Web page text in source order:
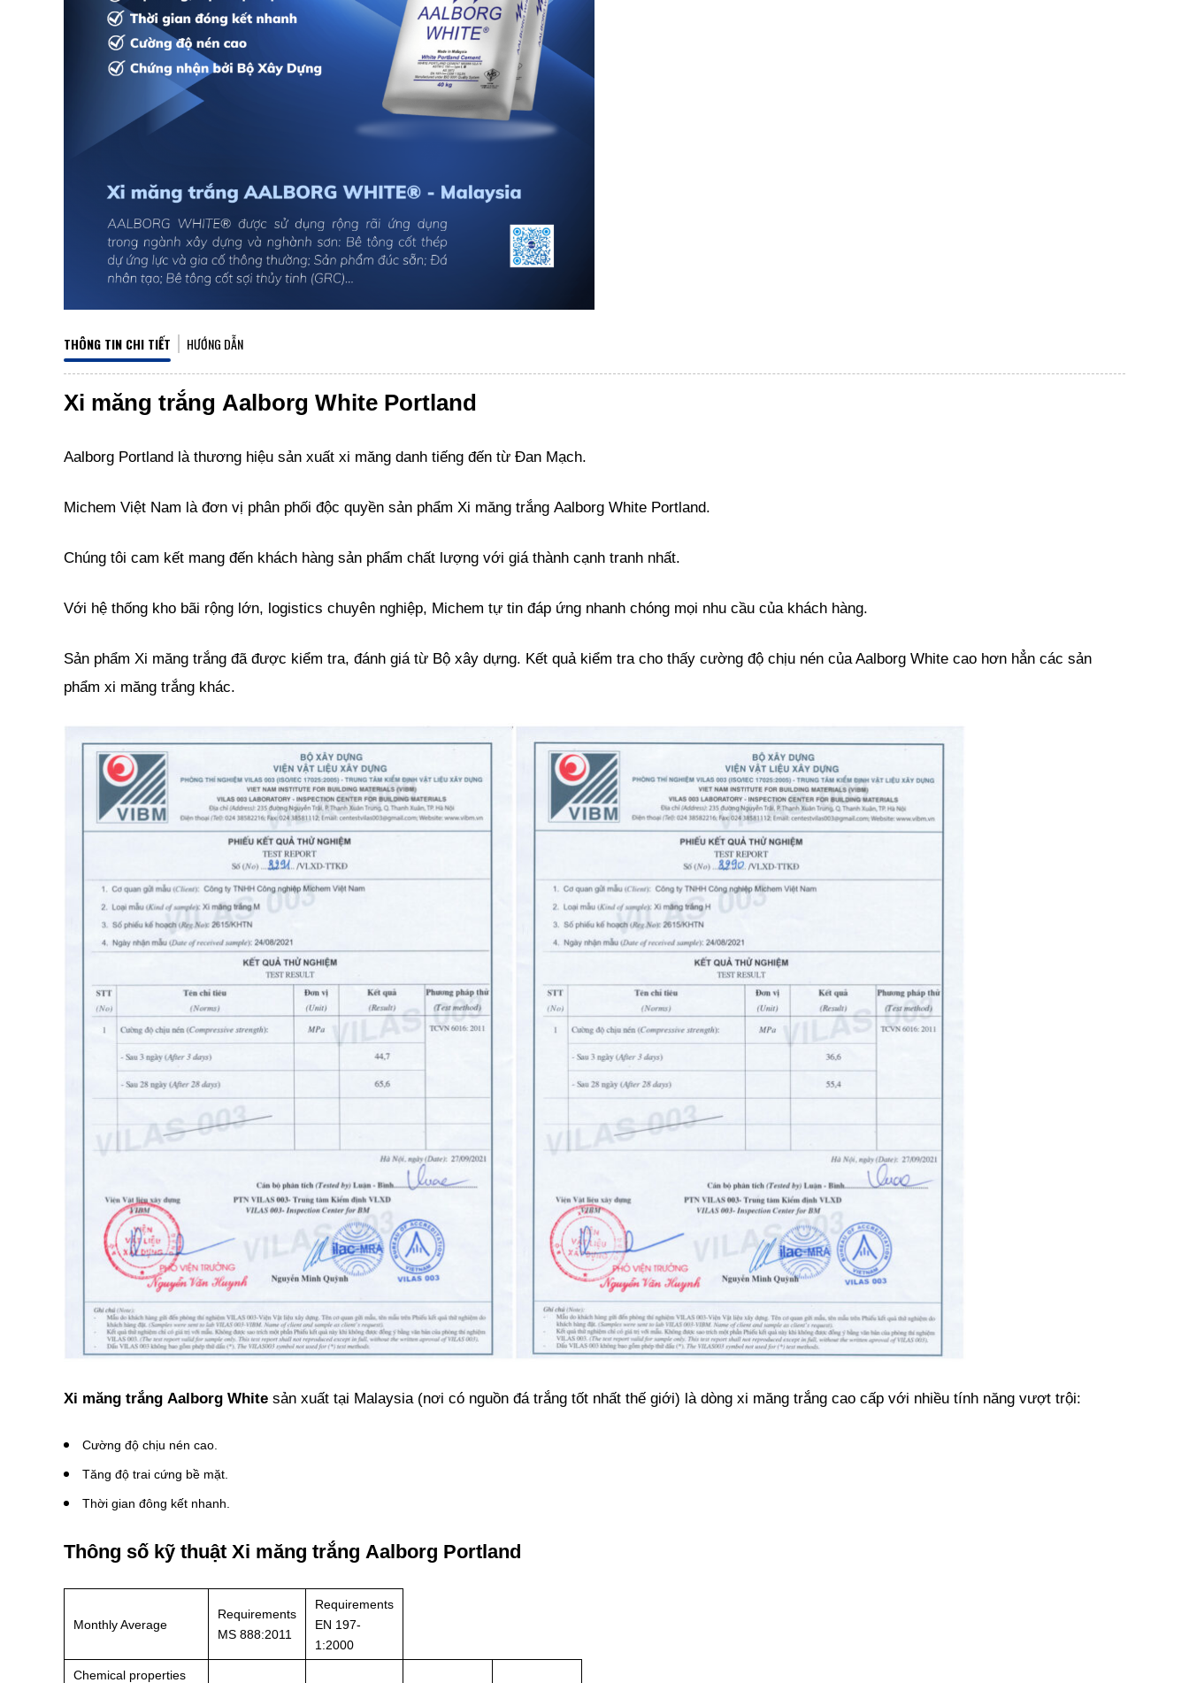
THÔNG TIN CHI TIẾT HƯỚNG DẪN
Xi măng trắng Aalborg White Portland
Aalborg Portland là thương hiệu sản xuất xi măng danh tiếng đến từ Đan Mạch.
Michem Việt Nam là đơn vị phân phối độc quyền sản phẩm Xi măng trắng Aalborg White Portland.
Chúng tôi cam kết mang đến khách hàng sản phẩm chất lượng với giá thành cạnh tranh nhất.
Với hệ thống kho bãi rộng lớn, logistics chuyên nghiệp, Michem tự tin đáp ứng nhanh chóng mọi nhu cầu của khách hàng.
Sản phẩm Xi măng trắng đã được kiểm tra, đánh giá từ Bộ xây dựng. Kết quả kiểm tra cho thấy cường độ chịu nén của Aalborg White cao hơn hẳn các sản
phẩm xi măng trắng khác.
Xi măng trắng Aalborg White sản xuất tại Malaysia (nơi có nguồn đá trắng tốt nhất thế giới) là dòng xi măng trắng cao cấp với nhiều tính năng vượt trội:
Cường độ chịu nén cao.
Tăng độ trai cứng bề mặt.
Thời gian đông kết nhanh.
Thông số kỹ thuật Xi măng trắng Aalborg Portland
Monthly Average
Requirements
MS 888:2011
Requirements
EN 197-
1:2000
Chemical properties